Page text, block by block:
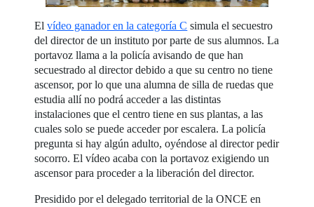
Elvídeo ganador en la categoría C simula el secuestro
del director de un instituto por parte de sus alumnos. La
portavoz llama a la policía avisando de que han
secuestrado al director debido a que su centro no tiene
ascensor, por lo que una alumna de silla de ruedas que
estudia allí no podrá acceder a las distintas
instalaciones que el centro tiene en sus plantas, a las
cuales solo se puede acceder por escalera. La policía
pregunta si hay algún adulto, oyéndose al director pedir
socorro. El vídeo acaba con la portavoz exigiendo un
ascensor para proceder a la liberación del director.
Presidido por el delegado territorial de la ONCE en